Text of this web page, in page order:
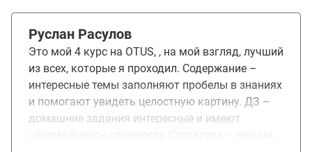
Руслан Расулов
Это мой 4 курс на OTUS, , на мой взгляд, лучший
из всех, которые я проходил. Содержание –
интересные темы заполняют пробелы в знаниях
и помогают увидеть целостную картину. ДЗ –
домашние задания интересные и имеют